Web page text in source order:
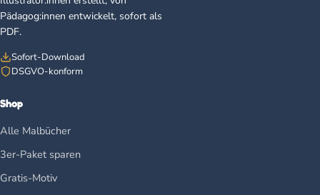
Pädagog:innen entwickelt, sofort als
PDF.
Sofort-Download
DSGVO-konform
Shop
Alle Malbücher
3er-Paket sparen
Gratis-Motiv